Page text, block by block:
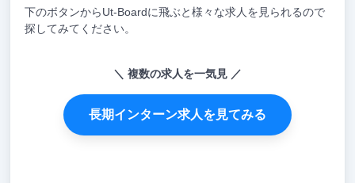
下のボタンからUt-Boardに飛ぶと様々な求人を見られるので
探してみてください。
複数の求人を一気見
長期インターン求人を見てみる